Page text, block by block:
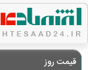
قیمت روز